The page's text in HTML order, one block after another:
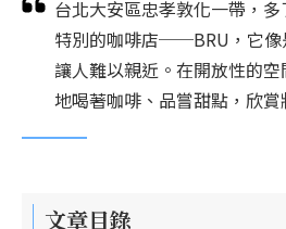
台北大安區忠孝敦化一帶，
特別的咖啡店──BRU，它像
讓人難以親近。在開放性的
地喝著咖啡、品嘗甜點，欣賞
文章目錄